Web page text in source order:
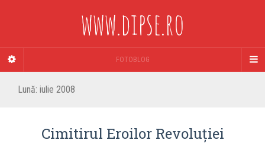
www.dipse.ro
FOTOBLOG
Lună: iulie 2008
Cimitirul Eroilor Revoluţiei